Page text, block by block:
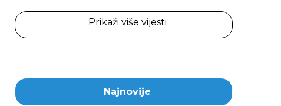
Prikaži više vijesti
Najnovije